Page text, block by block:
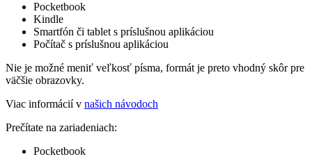
Pocketbook
Kindle
Smartfón či tablet s príslušnou aplikáciou
Počítač s príslušnou aplikáciou
Nie je možné meniť veľkosť písma, formát je preto vhodný skôr pre
väčšie obrazovky.
Viac informácií v našich návodoch
Prečítate na zariadeniach:
Pocketbook